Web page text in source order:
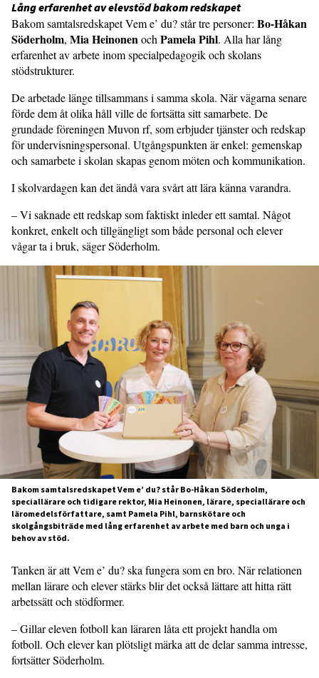
Lång erfarenhet av elevstöd bakom redskapet
Bakom samtalsredskapet Vem e’ du? står tre personer: Bo-Håkan
Söderholm, Mia Heinonenoch Pamela Pihl. Alla har lång
erfarenhet av arbete inom specialpedagogik och skolans
stödstrukturer.
De arbetade länge tillsammans i samma skola. När vägarna senare
förde dem åt olika håll ville de fortsätta sitt samarbete. De
grundade föreningen Muvon rf, som erbjuder tjänster och redskap
för undervisningspersonal. Utgångspunkten är enkel: gemenskap
och samarbete i skolan skapas genom möten och kommunikation.
I skolvardagen kan det ändå vara svårt att lära känna varandra.
– Vi saknade ett redskap som faktiskt inleder ett samtal. Något
konkret, enkelt och tillgängligt som både personal och elever
vågar ta i bruk, säger Söderholm.
Bakom samtalsredskapet Vem e’ du? står Bo-Håkan Söderholm,
speciallärare och tidigare rektor, Mia Heinonen, lärare, speciallärare och
läromedelsförfattare, samt Pamela Pihl, barnskötare och
skolgångsbiträde med lång erfarenhet av arbete med barn och unga i
behov av stöd.
Tanken är att Vem e’ du? ska fungera som en bro. När relationen
mellan lärare och elever stärks blir det också lättare att hitta rätt
arbetssätt och stödformer.
– Gillar eleven fotboll kan läraren låta ett projekt handla om
fotboll. Och elever kan plötsligt märka att de delar samma intresse,
fortsätter Söderholm.